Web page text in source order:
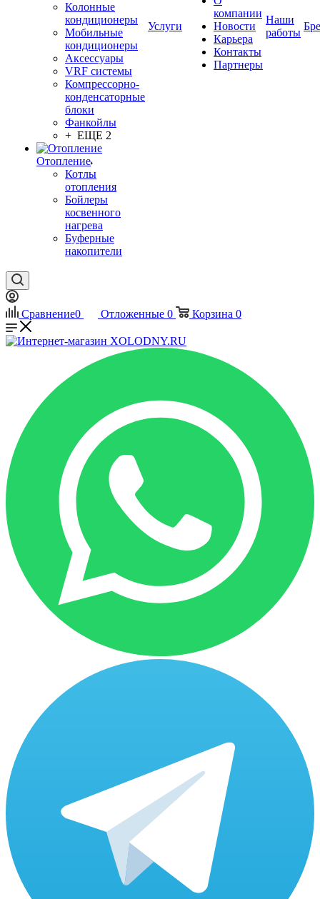
Колонные
кондиционеры
Мобильные
кондиционеры
Аксессуары
VRF системы
Компрессорно-
конденсаторные
блоки
Фанкойлы
+ ЕЩЕ 2
Отопление
Котлы
отопления
Бойлеры
косвенного
нагрева
Буферные
накопители
Услуги
компании
Новости
Карьера
Контакты
Партнеры
Наши
работы
Сравнение0 Отложенные 0 Корзина 0